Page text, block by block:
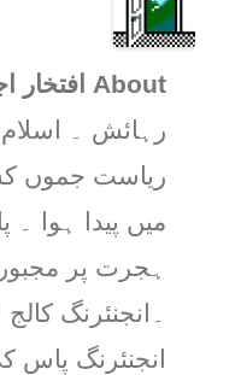
About افتخار اجمل بھوپال
رہائش ۔ اسلام
ریاست جموں
میں پیدا ہوا ۔
ہجرت پر مجبور
۔انجنئرنگ
انجنئرنگ پاس